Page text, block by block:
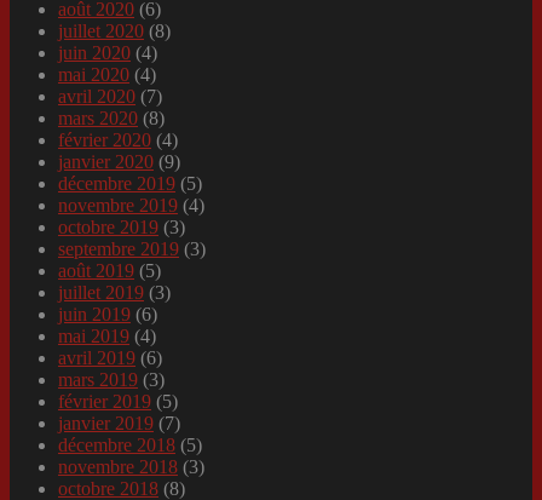
août 2020 (6)
juillet 2020 (8)
juin 2020 (4)
mai 2020 (4)
avril 2020 (7)
mars 2020 (8)
février 2020 (4)
janvier 2020 (9)
décembre 2019 (5)
novembre 2019 (4)
octobre 2019 (3)
septembre 2019 (3)
août 2019 (5)
juillet 2019 (3)
juin 2019 (6)
mai 2019 (4)
avril 2019 (6)
mars 2019 (3)
février 2019 (5)
janvier 2019 (7)
décembre 2018 (5)
novembre 2018 (3)
octobre 2018 (8)